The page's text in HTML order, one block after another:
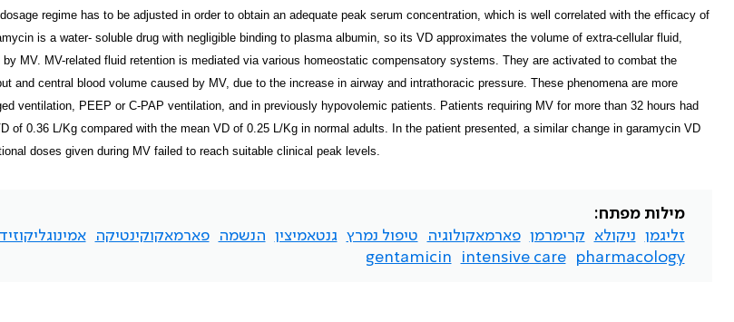
regime has to be adjusted in order to obtain an adequate peak serum concentration, which is well correlated with the efficacy of
is a water- soluble drug with negligible binding to plasma albumin, so its VD approximates the volume of extra-cellular fluid,
MV. MV-related fluid retention is mediated via various homeostatic compensatory systems. They are activated to combat the
and central blood volume caused by MV, due to the increase in airway and intrathoracic pressure. These phenomena are more
ventilation, PEEP or C-PAP ventilation, and in previously hypovolemic patients. Patients requiring MV for more than 32 hours had
of 0.36 L/Kg compared with the mean VD of 0.25 L/Kg in normal adults. In the patient presented, a similar change in garamycin VD
doses given during MV failed to reach suitable clinical peak levels.
מילות מפתח:
זליגמן
ניקולא קרימרמן פארמאקולוגיה טיפול נמרץ גנטאמיצין הנשמה פארמאקוקינטיקה
pharmacology
intensive care
gentamicin